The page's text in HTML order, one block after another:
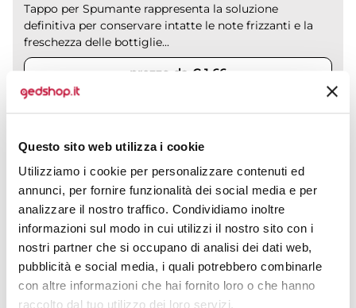
Questo sito web utilizza i cookie
Utilizziamo i cookie per personalizzare contenuti ed
annunci, per fornire funzionalità dei social media e per
analizzare il nostro traffico. Condividiamo inoltre
informazioni sul modo in cui utilizzi il nostro sito con i
nostri partner che si occupano di analisi dei dati web,
pubblicità e social media, i quali potrebbero combinarle
con altre informazioni che hai fornito loro o che hanno
raccolto dal tuo utilizzo dei loro servizi.
Tappo per Spumante rappresenta la soluzione
definitiva per conservare intatte le note frizzanti e la
freschezza delle bottiglie...
prezzo da € 1,66
CALCOLA PREVENTIVO
Tappo vino natalizio CHRISTMAS FLAVOUR vetro sughero 5x3,5x8cm
TP560902360
Materiale
Misure